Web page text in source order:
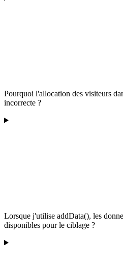
Pourquoi l'allocation des visiteurs
incorrecte ?
Lorsque j'utilise addData(), les
disponibles pour le ciblage ?